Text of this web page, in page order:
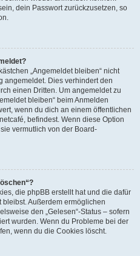
dein Passwort zurückzusetzen, so
„Angemeldet bleiben“ nicht
angemeldet. Dies verhindert den
einen Dritten. Um angemeldet zu
bleiben“ beim Anmelden
wenn du dich an einem öffentlichen
befindest. Wenn diese Option
vermutlich von der Board-
die phpBB erstellt hat und die dafür
Außerdem ermöglichen
den „Gelesen“-Status – sofern
wurden. Wenn du Probleme bei der
wenn du die Cookies löscht.